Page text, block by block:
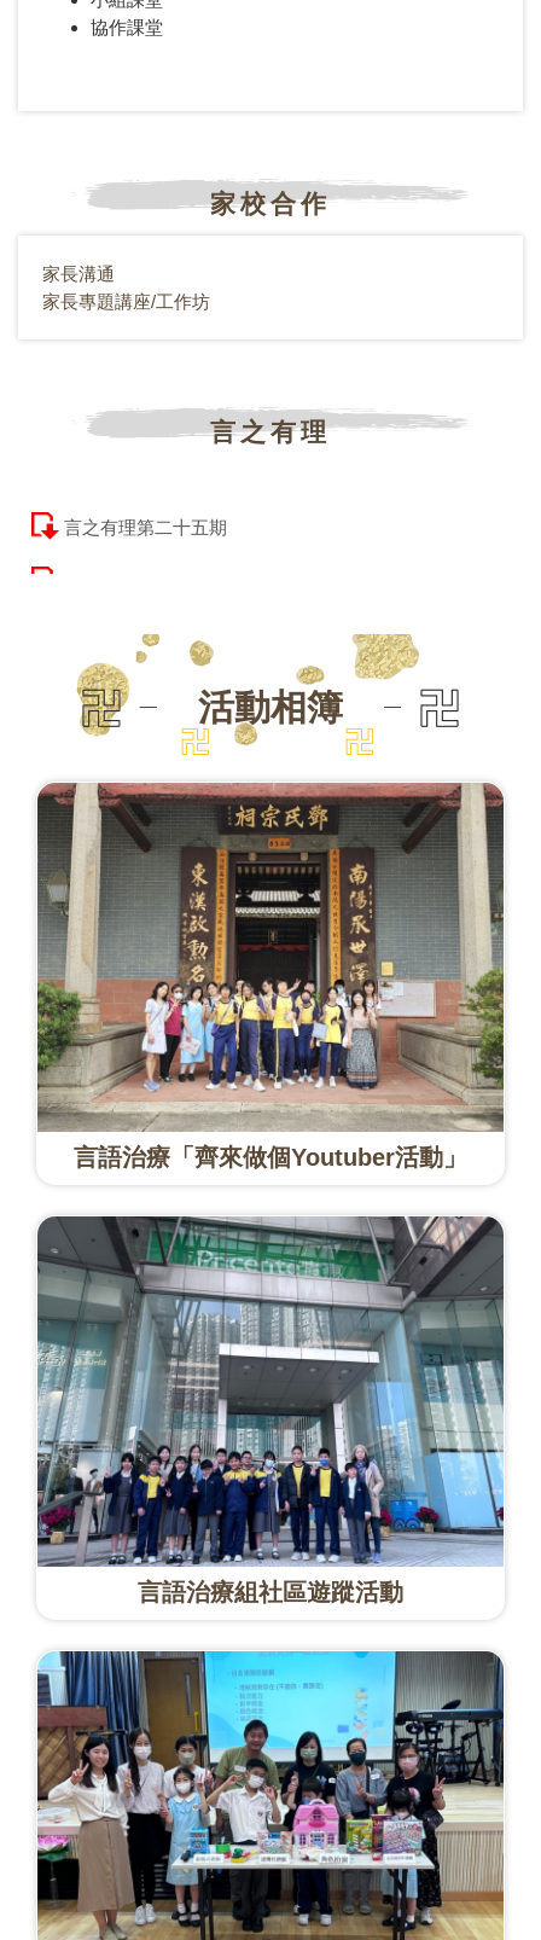
協作課堂
家校合作
家長溝通
家長專題講座/工作坊
言之有理
言之有理第二十五期
活動相簿
言語治療「齊來做個Youtuber活動」
言語治療組社區遊蹤活動